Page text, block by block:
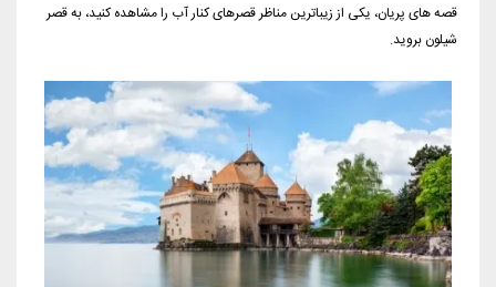
قصه های پریان، یکی از زیباترین مناظر قصرهای کنار آب را مشاهده کنید، به قصر
شیلون بروید.